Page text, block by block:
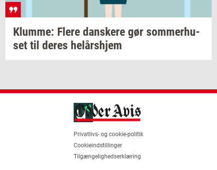
Klum­me: Flere dan­ske­re gør som­mer­hu­
set til deres helårs­hjem
Privatlivs- og cookie-politik
Cookieindstillinger
Tilgængelighedserklæring